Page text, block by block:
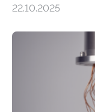
oft von
werden schnell
der Forschung
Jahre alt
Internationalen
22.10.2025